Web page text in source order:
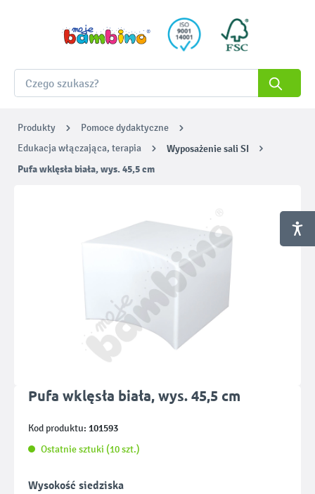
Produkty
Pomoce dydaktyczne
Edukacja włączająca, terapia
Wyposażenie sali SI
Pufa wklęsła biała, wys. 45,5 cm
Pufa wklęsła biała, wys. 45,5 cm
Kod produktu: 101593
Ostatnie sztuki (10 szt.)
Wybierz
Wysokość siedziska